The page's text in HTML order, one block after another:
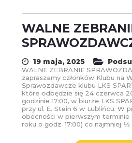
WALNE
19 maja, 2025
WALNE ZEBRANIE
zapraszamy członków Klubu na
Sprawozdawcze klubu LKS
które odbędzie się 24 czerwca
godzinie 17:00, w biurze LKS
przy ul. E. Stein 6 w Lublińcu. W
obecności w pierwszym
roku o godz. 17:00) co najmniej